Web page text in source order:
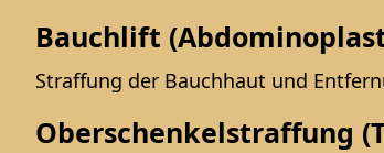
Bauchlift
Straffung der Bauchhaut und
Oberschenkelstraffung